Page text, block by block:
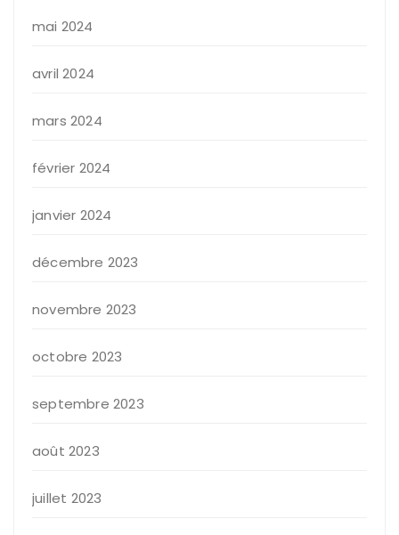
mai 2024
avril 2024
mars 2024
février 2024
janvier 2024
décembre 2023
novembre 2023
octobre 2023
septembre 2023
août 2023
juillet 2023